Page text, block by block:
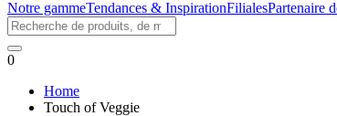
Notre gammeTendances & InspirationFilialesPartenaire
0
Home
Touch of Veggie